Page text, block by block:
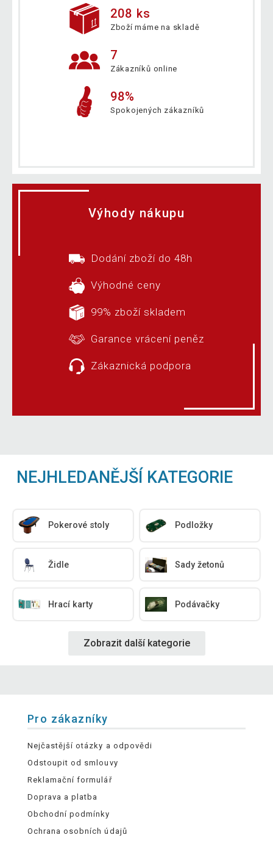
208 ks
Zboží máme na skladě
7
Zákazníků online
98%
Spokojených zákazníků
Výhody nákupu
Dodání zboží do 48h
Výhodné ceny
99% zboží skladem
Garance vrácení peněz
Zákaznická podpora
NEJHLEDANĚJŠÍ KATEGORIE
Pokerové stoly Podložky
Židle Sady žetonů
Hrací karty Podávačky
Zobrazit další kategorie
Pro zákazníky
Nejčastější otázky a odpovědi
Odstoupit od smlouvy
Reklamační formulář
Doprava a platba
Obchodní podmínky
Ochrana osobních údajů